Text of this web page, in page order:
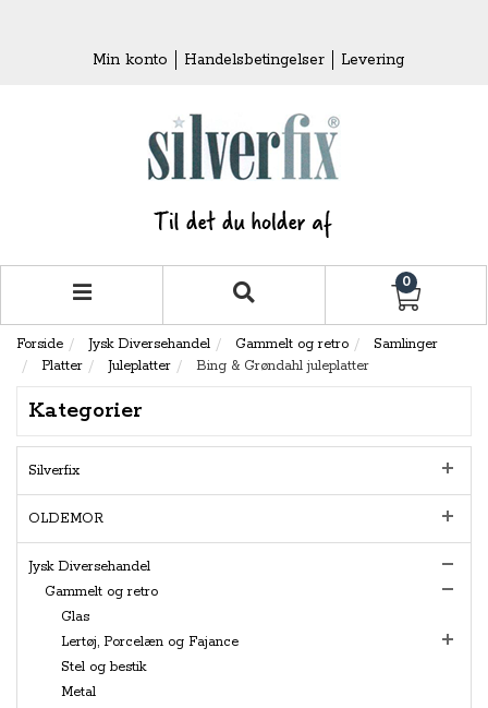
Min konto Handelsbetingelser Levering
0
Forside Jysk Diversehandel Gammelt og retro
Samlinger
Platter
Juleplatter Bing & Grøndahl juleplatter
Kategorier
Silverfix
OLDEMOR
Jysk Diversehandel
Gammelt og retro
Glas
Lertøj, Porcelæn og Fajance
Stel og bestik
Metal